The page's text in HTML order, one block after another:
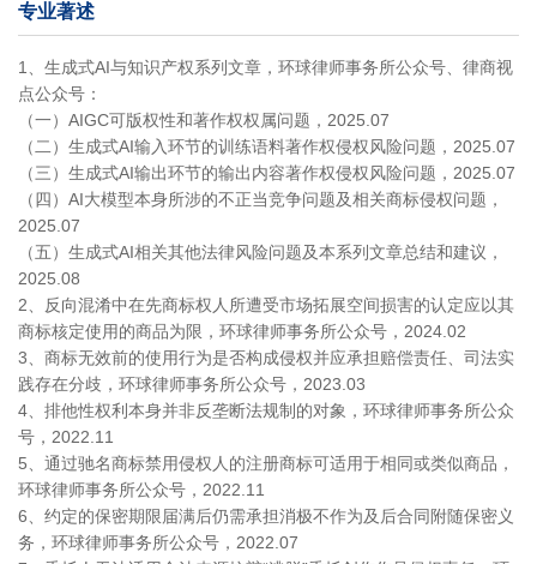
专业著述
1、生成式AI与知识产权系列文章，环球律师事务所公众号、律商视
点公众号：
（一）AIGC可版权性和著作权权属问题，2025.07
（二）生成式AI输入环节的训练语料著作权侵权风险问题，2025.07
（三）生成式AI输出环节的输出内容著作权侵权风险问题，2025.07
（四）AI大模型本身所涉的不正当竞争问题及相关商标侵权问题，
2025.07
（五）生成式AI相关其他法律风险问题及本系列文章总结和建议，
2025.08
2、反向混淆中在先商标权人所遭受市场拓展空间损害的认定应以其
商标核定使用的商品为限，环球律师事务所公众号，2024.02
3、商标无效前的使用行为是否构成侵权并应承担赔偿责任、司法实
践存在分歧，环球律师事务所公众号，2023.03
4、排他性权利本身并非反垄断法规制的对象，环球律师事务所公众
号，2022.11
5、通过驰名商标禁用侵权人的注册商标可适用于相同或类似商品，
环球律师事务所公众号，2022.11
6、约定的保密期限届满后仍需承担消极不作为及后合同附随保密义
务，环球律师事务所公众号，2022.07